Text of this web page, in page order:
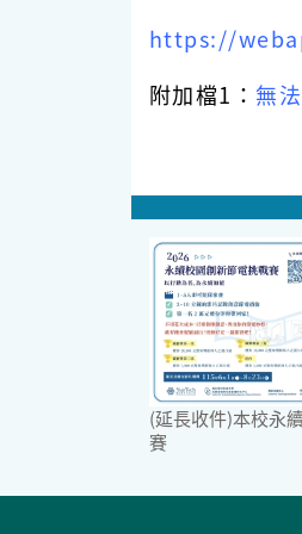
https://
附加檔1： 無
(延長收件)本校永
賽